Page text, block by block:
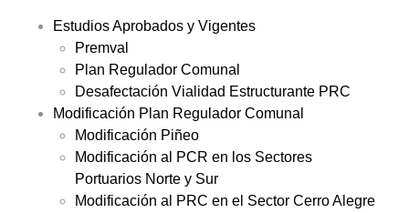
Estudios Aprobados y Vigentes
Premval
Plan Regulador Comunal
Desafectación Vialidad Estructurante PRC
Modificación Plan Regulador Comunal
Modificación Piñeo
Modificación al PCR en los Sectores
Portuarios Norte y Sur
Modificación al PRC en el Sector Cerro Alegre